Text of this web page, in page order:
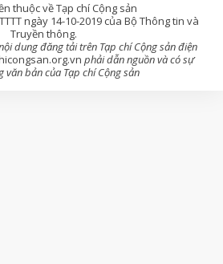
thuộc về Tạp chí Cộng sản
ngày 14-10-2019 của Bộ Thông tin và
Truyền thông.
dung đăng tải trên Tạp chí Cộng sản điện
phải dẫn nguồn và có sự
văn bản của Tạp chí Cộng sản